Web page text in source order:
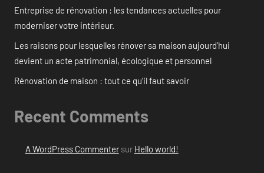
Entreprise de rénovation : les tendances actuelles pour
moderniser votre intérieur.
Les raisons pour lesquelles rénover sa maison aujourd’hui
devient un acte patrimonial, écologique et personnel
Rénovation de maison : tout ce qu’il faut savoir
Recent Comments
A WordPress Commentersur Hello world!